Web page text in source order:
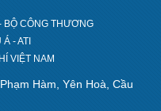
BỘ CÔNG THƯƠNG
- ATI
VIỆT NAM
Hàm, Yên Hoà, Cầu